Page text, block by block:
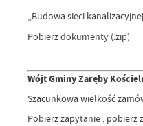
„Budowa sieci
Pobierz dokumenty (.zip)
Wójt Gminy Zaręby
Szacunkowa wielkość
Pobierz zapytanie , pobierz